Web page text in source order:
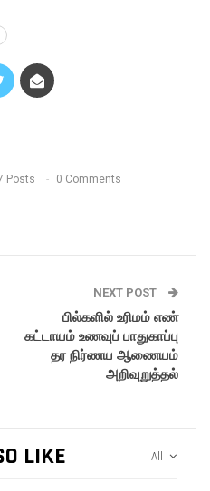
Posts 0 Comments
NEXT POST
பில்களில் உரிமம் எண்
கட்டாயம் உணவுப் பாதுகாப்பு
தர நிர்ணய ஆணையம்
அறிவுறுத்தல்
All
LIKE